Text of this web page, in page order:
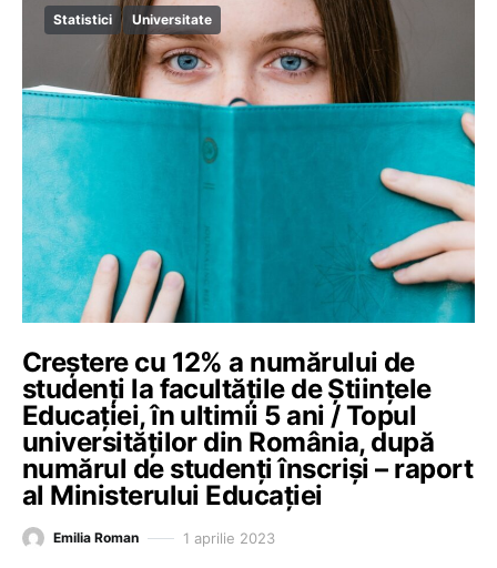
Statistici Universitate
Creștere cu 12% a numărului de
studenți la facultățile de Științele
Educației, în ultimii 5 ani / Topul
universităților din România, după
numărul de studenți înscriși – raport
al Ministerului Educației
Emilia Roman 1 aprilie 2023